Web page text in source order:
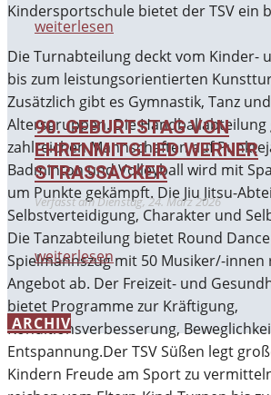
Kindersportschule bietet der TSV ein
Die Turnabteilung deckt vom Kinder-
bis zum leistungsorientierten
Zusätzlich gibt es Gymnastik, Tanz
Altersgruppen. Die
zahlreichen Mannschaften auf
Badminton und Volleyball wird mit
um Punkte gekämpft. Die Jiu Jitsu-
Selbstverteidigung, Charakter und
Die Tanzabteilung bietet Round
Spielmannszug mit 50 Musiker/-innen
Angebot ab. Der Freizeit- und
bietet Programme zur Kräftigung,
Konditionsverbesserung,
Entspannung.Der TSV Süßen legt
Kindern Freude am Sport zu
weiterlesen
90. GEBURTSTAG VON
EHRENMITGLIED WERNER
STRASSACKER
Verfasst amDienstag, 24. März 2026
weiterlesen
ARCHIV